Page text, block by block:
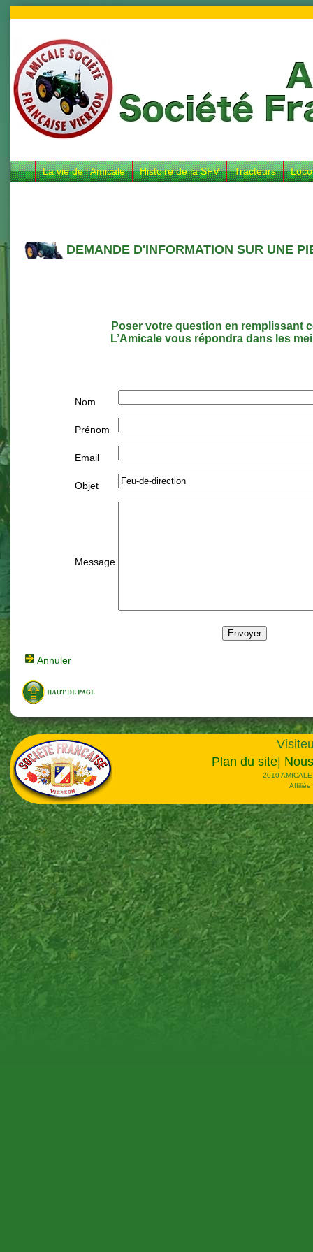
La vie de l’Amicale Histoire de la SFV Tracteurs
DEMANDE D'INFORMATION SUR UNE
Poser votre question en remplissant
L’Amicale vous répondra dans les
Nom
Prénom
Email
Objet
Message
Annuler
Plan du site|
2010
Affiliée